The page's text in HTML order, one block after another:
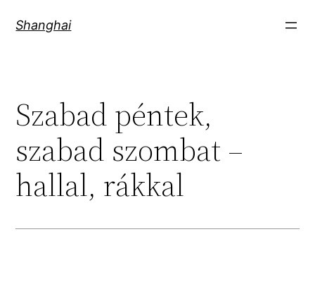
Shanghai
Szabad péntek,
szabad szombat –
hallal, rákkal